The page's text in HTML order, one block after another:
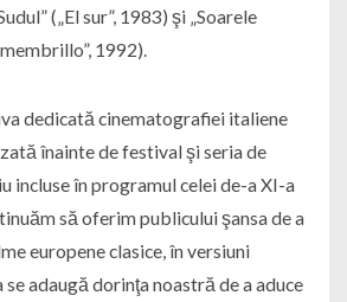
(„El sur”, 1983) şi „Soarele
1992).
dedicată cinematografiei italiene
înainte de festival şi seria de
incluse în programul celei de-a XI-a
să oferim publicului şansa de a
europene clasice, în versiuni
adaugă dorinţa noastră de a aduce